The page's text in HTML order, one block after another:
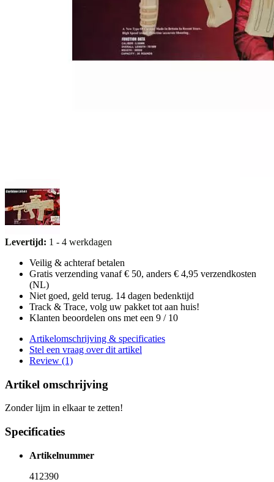
Levertijd: 1 - 4 werkdagen
Veilig & achteraf betalen
Gratis verzending vanaf € 50, anders € 4,95 verzendkosten
(NL)
Niet goed, geld terug. 14 dagen bedenktijd
Track & Trace, volg uw pakket tot aan huis!
Klanten beoordelen ons met een 9 / 10
Artikelomschrijving & specificaties
Stel een vraag over dit artikel
Review (1)
Artikel omschrijving
Zonder lijm in elkaar te zetten!
Specificaties
Artikelnummer
412390